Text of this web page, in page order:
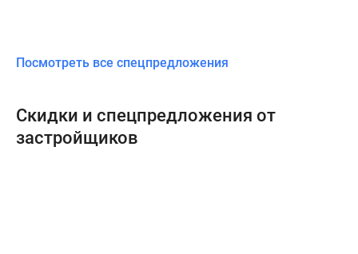
Посмотреть все спецпредложения
Скидки и спецпредложения от
застройщиков